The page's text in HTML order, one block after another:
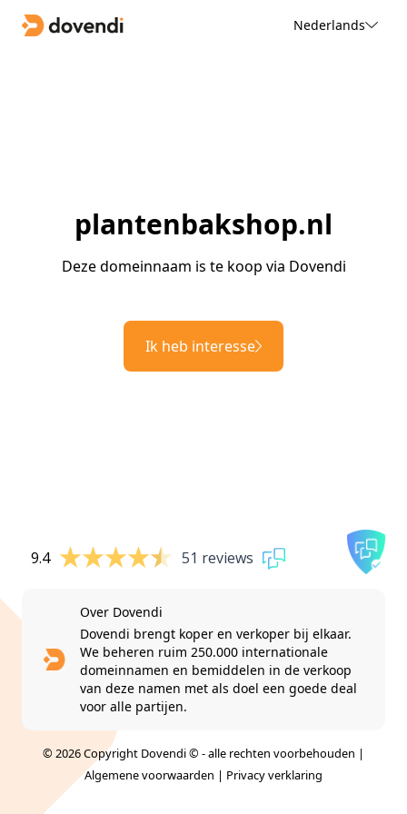
Nederlands
plantenbakshop.nl
Deze domeinnaam is te koop via Dovendi
Ik heb interesse
9.4 51 reviews
Over Dovendi
Dovendi brengt koper en verkoper bij elkaar.
We beheren ruim 250.000 internationale
domeinnamen en bemiddelen in de verkoop
van deze namen met als doel een goede deal
voor alle partijen.
© 2026 Copyright Dovendi © - alle rechten voorbehouden |
Algemene voorwaarden | Privacy verklaring